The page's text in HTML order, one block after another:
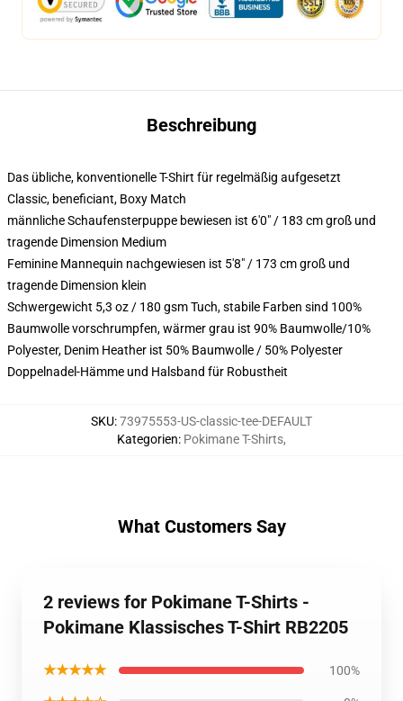
Beschreibung
Das übliche, konventionelle T-Shirt für regelmäßig aufgesetzt
Classic, beneficiant, Boxy Match
männliche Schaufensterpuppe bewiesen ist 6'0" / 183 cm groß und
tragende Dimension Medium
Feminine Mannequin nachgewiesen ist 5'8" / 173 cm groß und
tragende Dimension klein
Schwergewicht 5,3 oz / 180 gsm Tuch, stabile Farben sind 100%
Baumwolle vorschrumpfen, wärmer grau ist 90% Baumwolle/10%
Polyester, Denim Heather ist 50% Baumwolle / 50% Polyester
Doppelnadel-Hämme und Halsband für Robustheit
SKU:73975553-US-classic-tee-DEFAULT
Kategorien: Pokimane T-Shirts,
What Customers Say
2 reviews for Pokimane T-Shirts -
Pokimane Klassisches T-Shirt RB2205
★★★★★ 100%